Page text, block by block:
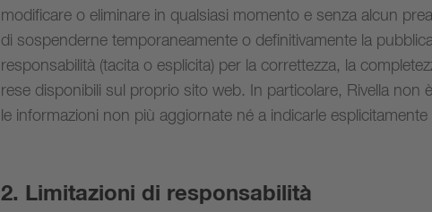
modificare o eliminare in qualsiasi momento e senza alcun
di sospenderne temporaneamente o definitivamente la
responsabilità (tacita o esplicita) per la correttezza, la
rese disponibili sul proprio sito web. In particolare, Rivella non
le informazioni non più aggiornate né a indicarle esplicitamente
2. Limitazioni di responsabilità